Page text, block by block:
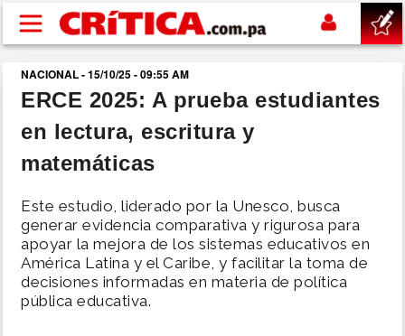
Pasar al contenido principal
buscar
SUCESOS
POLÍTICA
SHOW
NACIONAL - 15/10/25 - 09:55 AM
ERCE 2025: A prueba estudiantes
en lectura, escritura y
matemáticas
Este estudio, liderado por la Unesco, busca
generar evidencia comparativa y rigurosa para
apoyar la mejora de los sistemas educativos en
América Latina y el Caribe, y facilitar la toma de
decisiones informadas en materia de política
pública educativa.